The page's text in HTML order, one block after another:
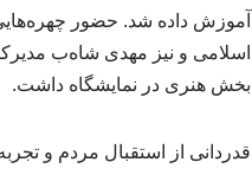
آموزش داده شد. حضور
اسلامی و نیز مهدی شاه‌ب
بخش هنری در نمایشگاه داشت.
قدردانی از استقبال مردم و